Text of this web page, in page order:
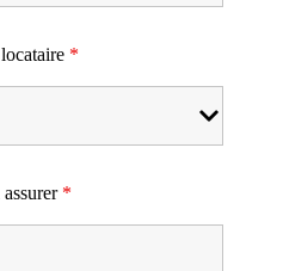
*
*